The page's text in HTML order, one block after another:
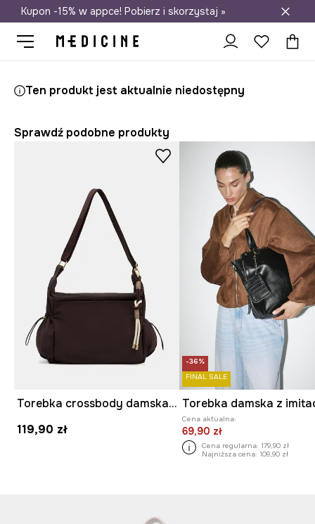
Darmowa dostawa do salonów
Kupon -15% w appce! Pobierz i skorzystaj »
Ten produkt jest aktualnie niedostępny
Sprawdź podobne produkty
Torebka crossbody damska z brelokiem
119,90 zł
-36%
FINAL SALE
Cena aktualna:
69,90 zł
Cena regularna: 179,90 zł
Najniższa cena: 109,90 zł